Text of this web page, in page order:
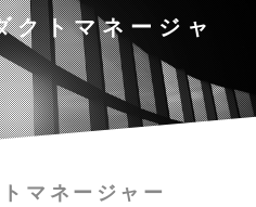
クトマネージャ
マネージャー